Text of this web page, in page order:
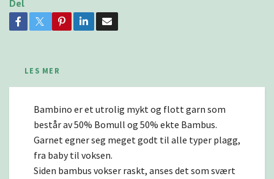
Del
LES MER
Bambino er et utrolig mykt og flott garn som
består av 50% Bomull og 50% ekte Bambus.
Garnet egner seg meget godt til alle typer plagg,
fra baby til voksen.
Siden bambus vokser raskt, anses det som svært